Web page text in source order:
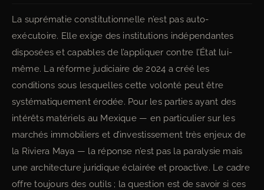
La suprématie constitutionnelle n’est pas auto-
exécutoire. Elle exige des institutions indépendantes
disposées et capables de l’appliquer contre l’État lui-
même. La réforme judiciaire de 2024 a créé les
conditions sous lesquelles cette volonté peut être
systématiquement érodée. Pour les parties ayant des
intérêts matériels au Mexique — en particulier sur les
marchés immobiliers et d’investissement très enjeux de
la Riviera Maya — la réponse n’est pas la paralysie mais
une architecture juridique éclairée et proactive. Le cadre
offre toujours des outils ; la question est de savoir si ces